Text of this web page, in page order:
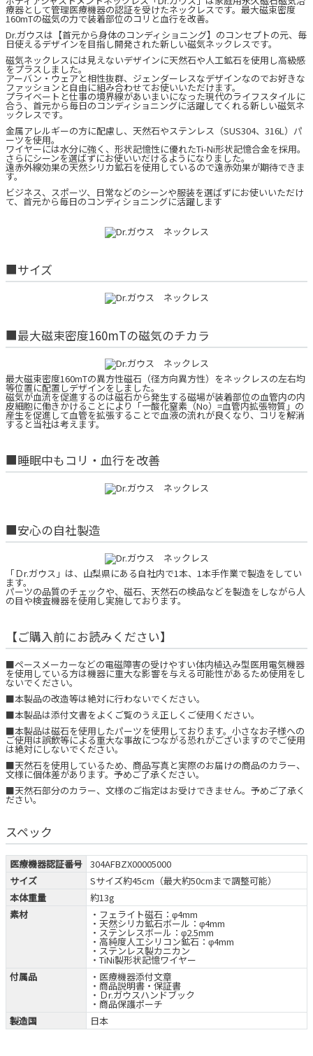
療器として管理医療機器の認証を受けたネックレスです。最大磁束密度
160mTの磁気の力で装着部位のコリと血行を改善。
Dr.ガウスは【首元から身体のコンディショニング】のコンセプトの元、毎
日使えるデザインを目指し開発された新しい磁気ネックレスです。
磁気ネックレスには見えないデザインに天然石や人工鉱石を使用し高級感
をプラスしました。
アーバン・ウェアと相性抜群、ジェンダーレスなデザインなのでお好きな
ファッションと自由に組み合わせてお使いいただけます。
プライベートと仕事の境界線があいまいになった現代のライフスタイルに
合う、首元から毎日のコンディショニングに活躍してくれる新しい磁気ネ
ックレスです。
金属アレルギーの方に配慮し、天然石やステンレス（SUS304、316L）パ
ーツを使用。
ワイヤーには水分に強く、形状記憶性に優れたTi-Ni形状記憶合金を採用。
さらにシーンを選ばずにお使いいだけるようになりました。
遠赤外線効果の天然シリカ鉱石を使用しているので遠赤効果が期待できま
す。
ビジネス、スポーツ、日常などのシーンや服装を選ばずにお使いいただけ
て、首元から毎日のコンディショニングに活躍します
■サイズ
■最大磁束密度160mTの磁気のチカラ
最大磁束密度160mTの異方性磁石（径方向異方性）をネックレスの左右均
等位置に配置しデザインをしました。
磁気が血流を促進するのは磁石から発生する磁場が装着部位の血管内の内
皮細胞に働きかけることにより「一酸化窒素（No）=血管内拡張物質」の
産生を促進して血管を拡張することで血液の流れが良くなり、コリを解消
すると当社は考えます。
■睡眠中もコリ・血行を改善
■安心の自社製造
「Ｄr.ガウス」は、山梨県にある自社内で1本、1本手作業で製造をしてい
ます。
パーツの品質のチェックや、磁石、天然石の検品などを製造をしながら人
の目や検査機器を使用し実施しております。
【ご購入前にお読みください】
■ペースメーカーなどの電磁障害の受けやすい体内植込み型医用電気機器
を使用している方は機器に重大な影響を与える可能性があるため使用をし
ないでください。
■本製品の改造等は絶対に行わないでください。
■本製品は添付文書をよくご覧のうえ正しくご使用ください。
■本製品は磁石を使用したパーツを使用しております。小さなお子様への
ご使用は誤飲等による重大な事故につながる恐れがございますのでご使用
は絶対にしないでください。
■天然石を使用しているため、商品写真と実際のお届けの商品のカラー、
文様に個体差があります。予めご了承ください。
■天然石部分のカラー、文様のご指定はお受けできません。予めご了承く
ださい。
スペック
医療機器認証番号 304AFBZX00005000
サイズ
Sサイズ約45cm（最大約50cmまで調整可能）
本体重量
約13g
素材
・フェライト磁石：φ4mm
・天然シリカ鉱石ボール：φ4mm
・ステンレスボール：φ2.5mm
・高純度人工シリコン鉱石：φ4mm
・ステンレス製カニカン
・TiNi製形状記憶ワイヤー
付属品
・医療機器添付文章
・商品説明書・保証書
・Ｄr.ガウスハンドブック
・商品保護ポーチ
製造国
日本